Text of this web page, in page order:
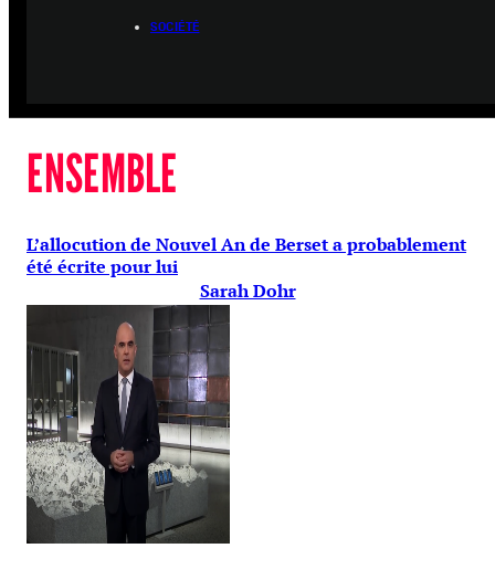
SOCIÉTÉ
ENSEMBLE
L’allocution de Nouvel An de Berset a probablement
été écrite pour lui
Sarah Dohr